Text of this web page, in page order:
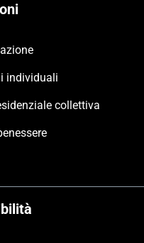
individuali
collettiva